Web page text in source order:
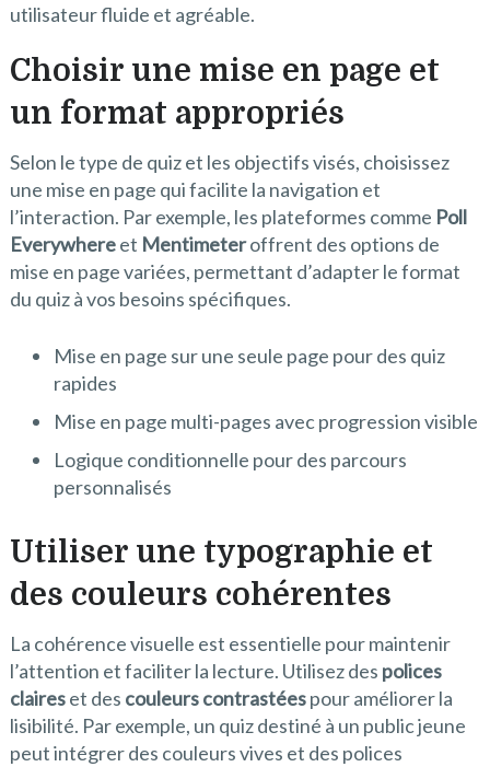
utilisateur fluide et agréable.
Choisir une mise en page et
un format appropriés
Selon le type de quiz et les objectifs visés, choisissez
une mise en page qui facilite la navigation et
l’interaction. Par exemple, les plateformes comme Poll
Everywhereet Mentimeteroffrent des options de
mise en page variées, permettant d’adapter le format
du quiz à vos besoins spécifiques.
Mise en page sur une seule page pour des quiz
rapides
Mise en page multi-pages avec progression visible
Logique conditionnelle pour des parcours
personnalisés
Utiliser une typographie et
des couleurs cohérentes
La cohérence visuelle est essentielle pour maintenir
l’attention et faciliter la lecture. Utilisez des polices
claireset des couleurs contrastéespour améliorer la
lisibilité. Par exemple, un quiz destiné à un public jeune
peut intégrer des couleurs vives et des polices